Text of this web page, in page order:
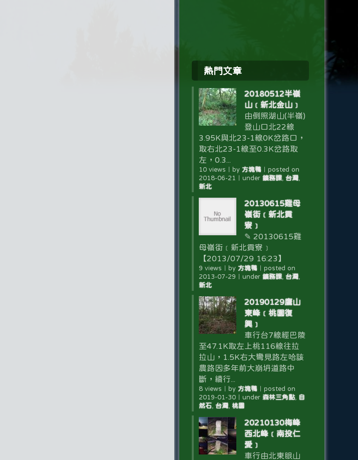
熱門文章
20180512半嶺
山﹝新北金山﹞
由倒照湖山(半嶺)
登山口北22線
3.95K與北23-1線0K岔路口，
取右北23-1線至0.3K岔路取
左，0.3...
10 views by 方塊鴨｜ posted on
2018-06-21
under 鑛務課, 台灣,
新北
20130615雞母
嶺街﹝新北貢
寮﹞
✎ 20130615雞
母嶺街﹝新北貢寮﹞
【2013/07/29 16:23】
9 views by 方塊鴨｜ posted on
2013-07-29
under 鑛務課, 台灣,
新北
20190129鷹山
東峰﹝桃園復
興﹞
車行台7線經巴陵
至47.1K取左上桃116線往拉
拉山，1.5K右大彎見路左哈該
農路因多年前大崩坍道路中
斷，續行...
8 views by 方塊鴨｜ posted on
2019-01-30｜ under 森林三角點, 自
然石, 台灣, 桃園
20210130梅峰
西北峰﹝南投仁
愛﹞
車行由北東眼山